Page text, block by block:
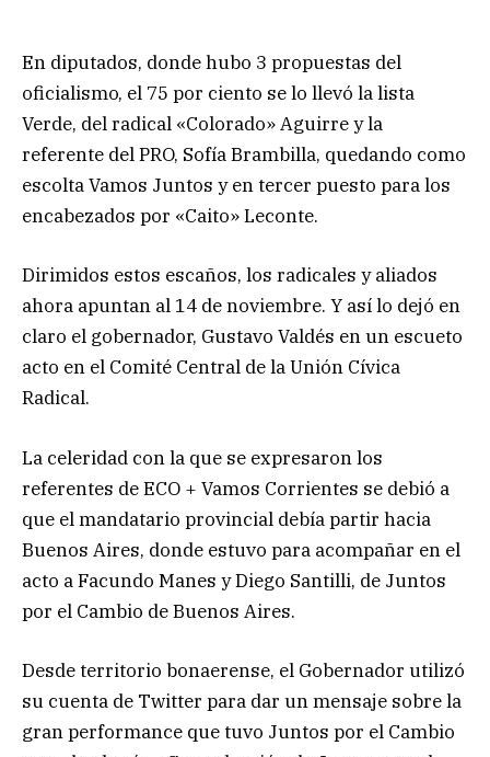
En diputados, donde hubo 3 propuestas del
oficialismo, el 75 por ciento se lo llevó la lista
Verde, del radical «Colorado» Aguirre y la
referente del PRO, Sofía Brambilla, quedando como
escolta Vamos Juntos y en tercer puesto para los
encabezados por «Caito» Leconte.
Dirimidos estos escaños, los radicales y aliados
ahora apuntan al 14 de noviembre. Y así lo dejó en
claro el gobernador, Gustavo Valdés en un escueto
acto en el Comité Central de la Unión Cívica
Radical.
La celeridad con la que se expresaron los
referentes de ECO + Vamos Corrientes se debió a
que el mandatario provincial debía partir hacia
Buenos Aires, donde estuvo para acompañar en el
acto a Facundo Manes y Diego Santilli, de Juntos
por el Cambio de Buenos Aires.
Desde territorio bonaerense, el Gobernador utilizó
su cuenta de Twitter para dar un mensaje sobre la
gran performance que tuvo Juntos por el Cambio